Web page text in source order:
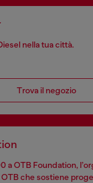
nella tua città.
Trova il negozio
a OTB Foundation,
che sostiene